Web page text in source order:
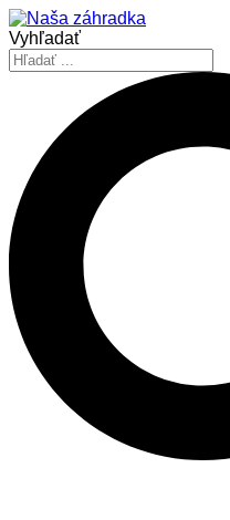
Vyhľadať